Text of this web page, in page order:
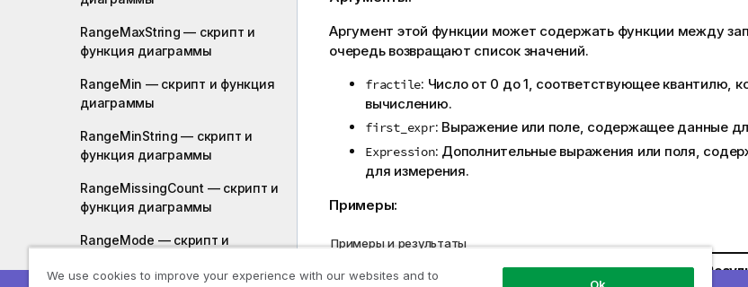
RangeMaxString — скрипт и
функция диаграммы
RangeMin — скрипт и функция
диаграммы
RangeMinString — скрипт и
функция диаграммы
RangeMissingCount — скрипт и
функция диаграммы
RangeMode — скрипт и
е
к
и
н
ф
о
р
а
ц
и
Аргумент этой функции может содержать функции между
очередь возвращают список значений.
fractile: Число от 0 до 1, соответствующее квантилю,
вычислению.
first_expr: Выражение или поле, содержащее данные
Expression: Дополнительные выражения или поля,
для измерения.
Примеры:
Примеры и результаты
Пример
We use cookies to improve your experience with our websites and to